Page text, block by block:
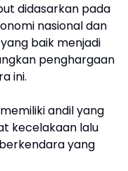
didasarkan pada
nasional dan
baik menjadi
penghargaan
ini.
andil yang
kecelakaan lalu
yang